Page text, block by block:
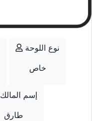
نوع اللوحة
خاص
إسم المالك
طارق